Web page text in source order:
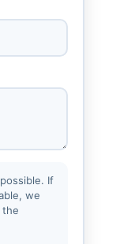
If
we
the